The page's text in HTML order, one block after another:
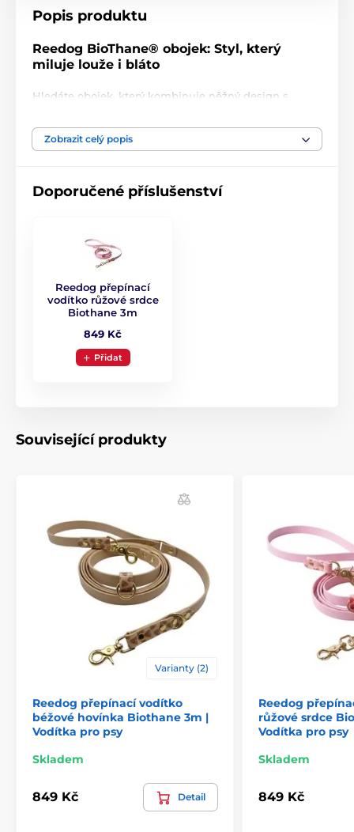
Popis produktu
Reedog BioThane® obojek: Styl, který
miluje louže i bláto
Hledáte obojek, který kombinuje něžný design s
vzoremsrdíčekna zářivěrůžovémpodkladu, který na
ulici nikdo nepřehlédne. Ale nenechte se zmást
na každé blátivé dobrodružství i koupání v potoce.
Nezničitelný a voděodolný:
Déšť, bláto ani sníh
nejsou problém. Obojek nenasakuje vodu,
neplesniví a po procházce ho stačí jen otřít
hadříkem. Barvy zůstávají syté i po letech nošení.
Masivní mosazné kování a
pevná přezka zajistí, že obojek zůstane bezpečně na
krku i při divokých hrách. Žádné praskání ani
poutko pro zajištění konce pásku zaručují, že obojek
skvěle sedne, nikde netlačí a nepřekáží.
nedrží v sobě psí pachy. Ideální pro citlivou kůži.
Ručně vyrobeno v EU.
Zobrazit celý popis
Doporučené příslušenství
Reedog přepínací
vodítko růžové srdce
Biothane 3m
849 Kč
Přidat
Související produkty
Varianty (2)
Reedog přepínací vodítko
béžové hovínka Biothane 3m |
Vodítka pro psy
Skladem
849 Kč Detail
Reedog
růžové srdce
Vodítka pro psy
Skladem
849 Kč